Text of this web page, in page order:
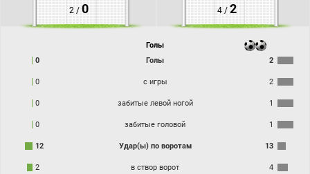
2 /0 4 /2
Голы
0
Голы 2
0 с игры 2
0 забитые левой ногой 1
0 забитые головой 1
12 Удар(ы) по воротам 13
2 в створ ворот 4